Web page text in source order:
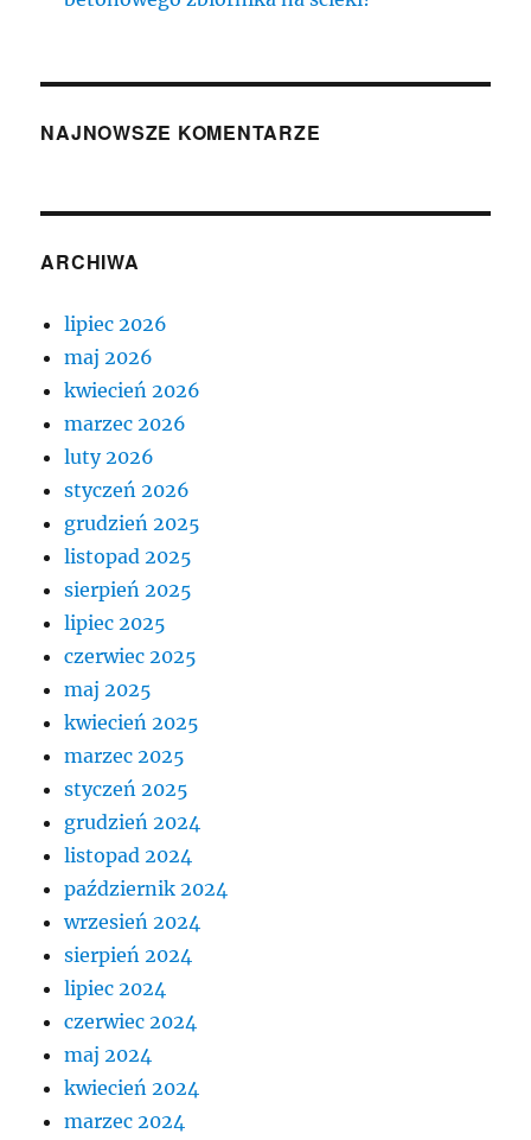
NAJNOWSZE KOMENTARZE
ARCHIWA
lipiec 2026
maj 2026
kwiecień 2026
marzec 2026
luty 2026
styczeń 2026
grudzień 2025
listopad 2025
sierpień 2025
lipiec 2025
czerwiec 2025
maj 2025
kwiecień 2025
marzec 2025
styczeń 2025
grudzień 2024
listopad 2024
październik 2024
wrzesień 2024
sierpień 2024
lipiec 2024
czerwiec 2024
maj 2024
kwiecień 2024
marzec 2024